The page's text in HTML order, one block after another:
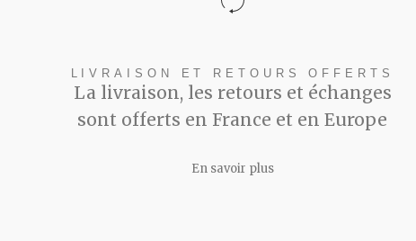
LIVRAISON ET RETOURS OFFERTS
La livraison, les retours et échanges
sont offerts en France et en Europe
En savoir plus